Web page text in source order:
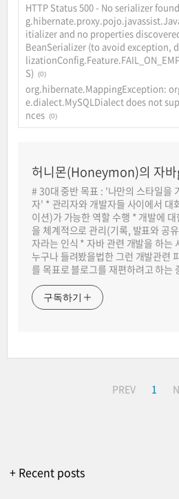
HTTP Status 500 - No serializer
itializer and no properties
BeanSerializer (to avoid exception,
S)
(0)
org.hibernate.MappingException:
e.dialect.MySQLDialect does not
nces (0)
허니몬(Honeymon)의 자
# 30대 중반 목표 : '나만의 스타일을
자' * 관리자와 개발자들 사이에서 대
이션)가 가능한 역할 수행 * 개발에 대
을 체계적으로 관리(기록, 발표와 공
자라는 인식 * 자바 관련 개발을 하는
누구나 들려봤을법한 그런 개발관련
를 목표로 블로그를 재편하려고 하는
구독하기
PREV 1
+ Recent posts